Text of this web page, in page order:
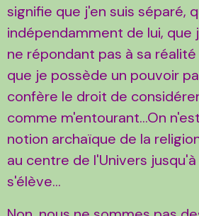
signifie que j'en suis séparé,
indépendamment de lui, que
ne répondant pas à sa
que je possède un pouvoir
confère le droit de
comme m'entourant...On
notion archaïque de la
au centre de l'Univers
s'élève...